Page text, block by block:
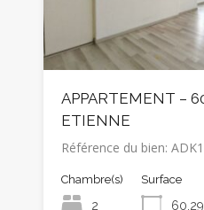
APPARTEMENT –
ETIENNE
Référence du bien:
Chambre(s)
2
Surface
60.29